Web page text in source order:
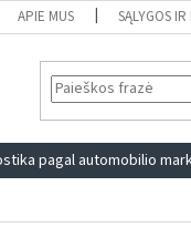
APIE MUS SĄLYGOS
pagal automobilio